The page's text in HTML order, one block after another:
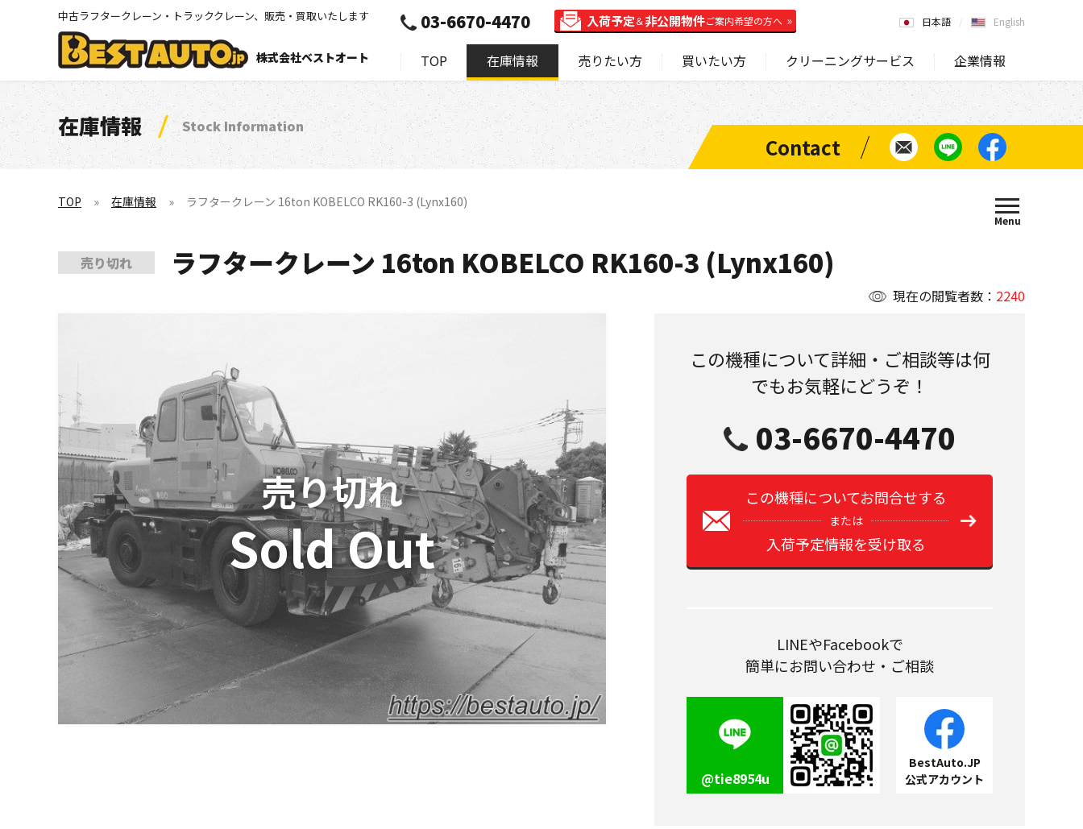
中古ラフタークレーン・トラッククレーン、販売・買取いたします
株式会社ベストオート TOP 在庫情報 売りたい方 買いたい方 クリーニングサービス 企業情報
03-6670-4470 入荷予定＆非公開物件ご案内希望の方へ 日本語 English
在庫情報 Stock Information
TOP 在庫情報 ラフタークレーン 16ton KOBELCO RK160-3 (Lynx160)
現在の閲覧者数： 2240
売り切れ ラフタークレーン 16ton KOBELCO RK160-3 (Lynx160)
この機種について詳細・ご相談等は何
でもお気軽にどうぞ！
03-6670-4470
この機種についてお問合せする
または
入荷予定情報を受け取る
LINEやFacebookで
簡単にお問い合わせ・ご相談
@tie8954u
BestAuto.JP
公式アカウント